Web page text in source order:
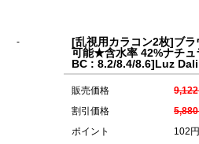
-
[乱視用カラコン2枚]ブ
可能★含水率 42%ナチ
BC : 8.2/8.4/8.6]Luz
販売価格
割引価格
ポイント
102円